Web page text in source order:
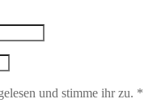
und stimme ihr zu. *